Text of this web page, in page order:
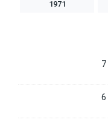
1971